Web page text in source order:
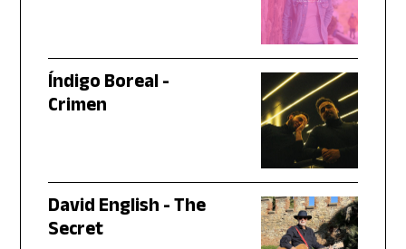
Índigo Boreal -
Crimen
David English - The
Secret